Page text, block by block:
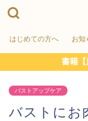
はじめての方へ お知
書籍【
バストアップケア
バストにお